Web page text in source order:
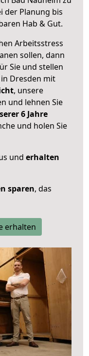
der Planung bis
Hab & Gut.
Arbeitsstress
sollen, dann
Sie und stellen
in Dresden mit
, unsere
und lehnen Sie
6 Jahre
und holen Sie
und erhalten
sparen, das
erhalten